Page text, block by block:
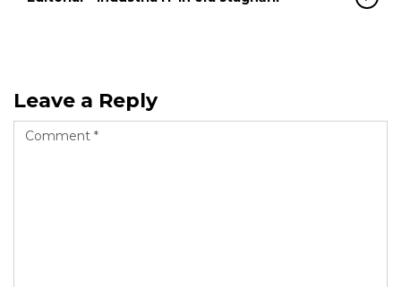
Leave a Reply